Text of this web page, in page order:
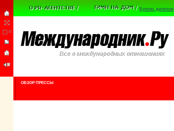
Куплю диплом
ОБЗОР ПРЕССЫ